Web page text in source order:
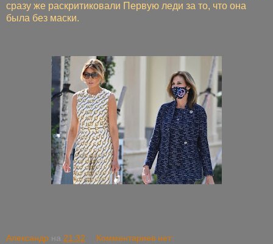
сразу же раскритиковали Первую леди за то, что она
была без маски.
Александр на 21:32 Комментариев нет: